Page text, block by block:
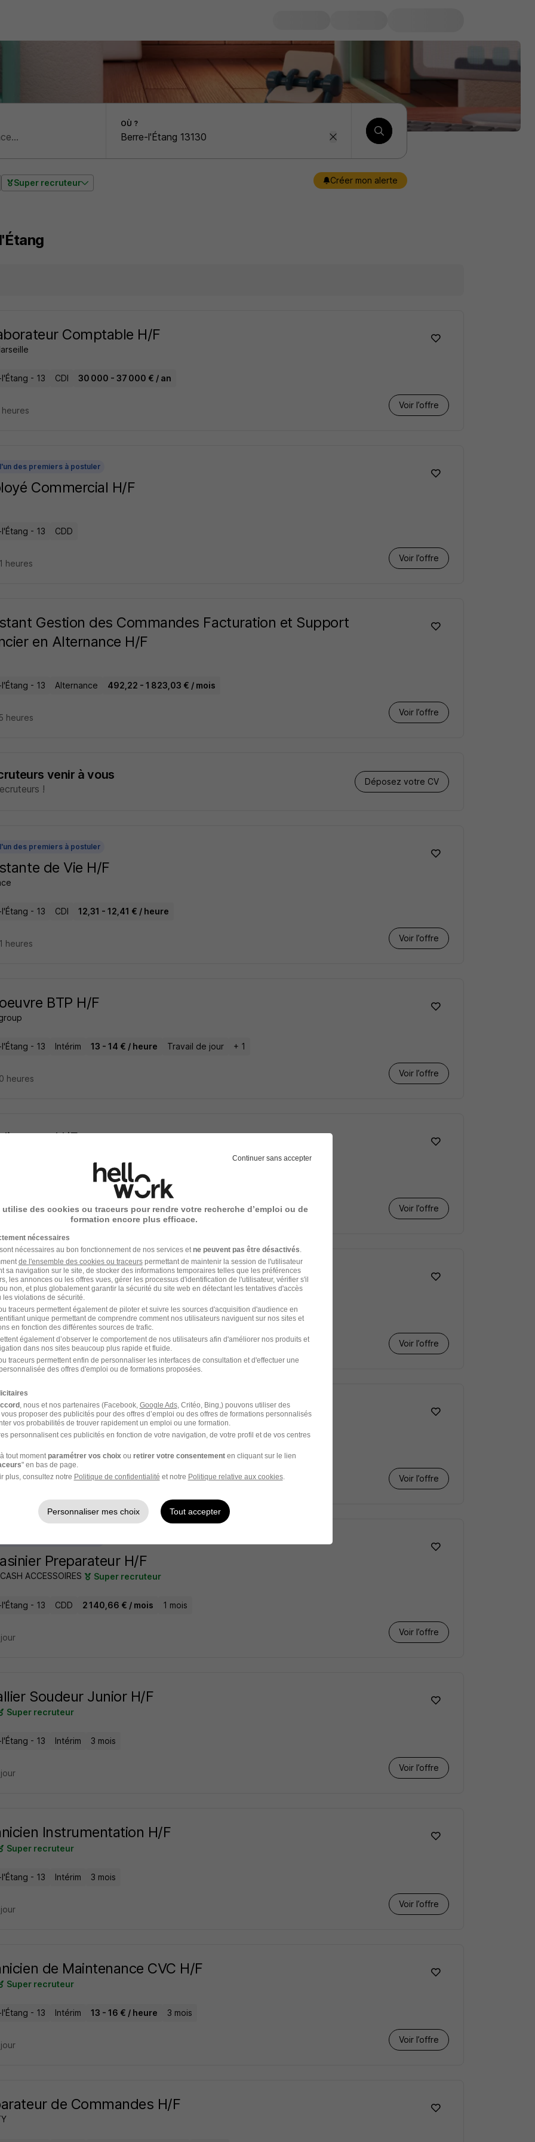
OÙ ?
Super recruteur Créer mon alerte
Comptable H/F
- 13 CDI 30 000 - 37 000 € / an
Voir l’offre
des premiers à postuler
Commercial H/F
- 13 CDD
Voir l’offre
heures
Gestion des Commandes Facturation et Support
en Alternance H/F
- 13 Alternance 492,22 - 1 823,03 € / mois
Voir l’offre
heures
venir à vous
!
Déposez votre CV
des premiers à postuler
de Vie H/F
- 13 CDI 12,31 - 12,41 € / heure
Voir l’offre
heures
BTP H/F
- 13 Intérim 13 - 14 € / heure Travail de jour + 1
Voir l’offre
heures
H/F
1 mois
Voir l’offre
heures
SPL Ampliroll Plateau H/F
- 13 Intérim 3 mois
Voir l’offre
heures
H/F
l'Étang - 13 Intérim Travail de jour 6 mois
Voir l’offre
heures
Preparateur H/F
ACCESSOIRES Super recruteur
- 13 CDD 2 140,66 € / mois 1 mois
Voir l’offre
Soudeur Junior H/F
Super recruteur
- 13 Intérim 3 mois
Voir l’offre
Instrumentation H/F
Super recruteur
- 13 Intérim 3 mois
Voir l’offre
de Maintenance CVC H/F
Super recruteur
- 13 Intérim 13 - 16 € / heure 3 mois
Voir l’offre
de Commandes H/F
Continuer sans accepter
utilise des cookies ou traceurs pour rendre votre recherche d’emploi ou de
formation encore plus efficace.
nécessaires
nécessaires au bon fonctionnement de nos services et ne peuvent pas être désactivés
de l'ensemble des cookies ou traceurspermettant de maintenir la session de l'utilisateur
sa navigation sur le site, de stocker des informations temporaires telles que les préférences
les annonces ou les offres vues, gérer les processus d'identification de l'utilisateur, vérifier s'il
non, et plus globalement garantir la sécurité du site web en détectant les tentatives d'accès
violations de sécurité.
traceurs permettent également de piloter et suivre les sources d'acquisition d'audience en
unique permettant de comprendre comment nos utilisateurs naviguent sur nos sites et
en fonction des différentes sources de trafic.
également d’observer le comportement de nos utilisateurs afin d'améliorer nos produits et
dans nos sites beaucoup plus rapide et fluide.
traceurs permettent enfin de personnaliser les interfaces de consultation et d'effectuer une
des offres d'emploi ou de formations proposées.
, nous et nos partenaires (Facebook, Google Ads, Critéo, Bing,) pouvons utiliser des
proposer des publicités pour des offres d’emploi ou des offres de formations personnalisés
vos probabilités de trouver rapidement un emploi ou une formation.
personnalisent ces publicités en fonction de votre navigation, de votre profil et de vos centres
tout moment paramétrer vos choix ou retirer votre consentementen cliquant sur le lien
" en bas de page.
plus, consultez notre Politique de confidentialité et notre Politique relative aux cookies.
Personnaliser mes choix Tout accepter